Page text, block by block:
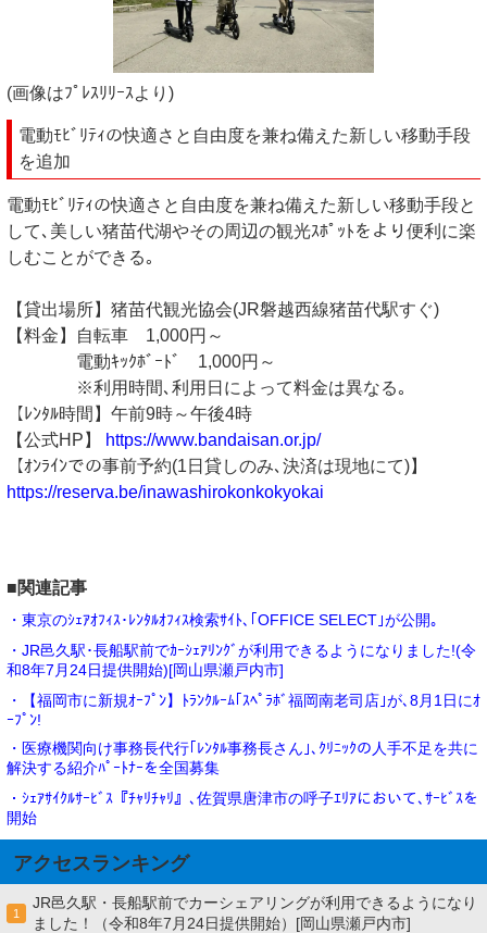
(画像はﾌﾟﾚｽﾘﾘｰｽより)
電動ﾓﾋﾞﾘﾃｨの快適さと自由度を兼ね備えた新しい移動手段
を追加
電動ﾓﾋﾞﾘﾃｨの快適さと自由度を兼ね備えた新しい移動手段と
して､美しい猪苗代湖やその周辺の観光ｽﾎﾟｯﾄをより便利に楽
しむことができる｡
【貸出場所】猪苗代観光協会(JR磐越西線猪苗代駅すぐ)
【料金】自転車 1,000円～
電動ｷｯｸﾎﾞｰﾄﾞ 1,000円～
※利用時間､利用日によって料金は異なる｡
【ﾚﾝﾀﾙ時間】午前9時～午後4時
【公式HP】
https://www.bandaisan.or.jp/
【ｵﾝﾗｲﾝでの事前予約(1日貸しのみ､決済は現地にて)】
https://reserva.be/inawashirokonkokyokai
■関連記事
・東京のｼｪｱｵﾌｨｽ･ﾚﾝﾀﾙｵﾌｨｽ検索ｻｲﾄ､｢OFFICE SELECT｣が公開｡
・JR邑久駅･長船駅前でｶｰｼｪｱﾘﾝｸﾞが利用できるようになりました!(令
和8年7月24日提供開始)[岡山県瀬戸内市]
・【福岡市に新規ｵｰﾌﾟﾝ】ﾄﾗﾝｸﾙｰﾑ｢ｽﾍﾟﾗﾎﾞ福岡南老司店｣が､8月1日にｵ
ｰﾌﾟﾝ!
・医療機関向け事務長代行｢ﾚﾝﾀﾙ事務長さん｣､ｸﾘﾆｯｸの人手不足を共に
解決する紹介ﾊﾟｰﾄﾅｰを全国募集
・ｼｪｱｻｲｸﾙｻｰﾋﾞｽ『ﾁｬﾘﾁｬﾘ』､佐賀県唐津市の呼子ｴﾘｱにおいて､ｻｰﾋﾞｽを
開始
アクセスランキング
1
JR邑久駅・長船駅前でカーシェアリングが利用できるようになり
ました！（令和8年7月24日提供開始）[岡山県瀬戸内市]